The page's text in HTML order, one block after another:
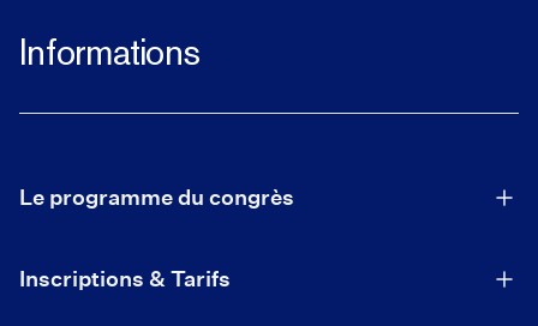
Informations
Le programme du congrès
Inscriptions & Tarifs